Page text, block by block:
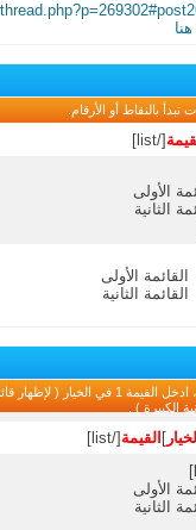
بالنقاط أو الأرقام.
[/list]
الأولى
الثانية
القائمة الأولى
القائمة الثانية
الخيار ] القيمة [/list]
الأولى
الثانية